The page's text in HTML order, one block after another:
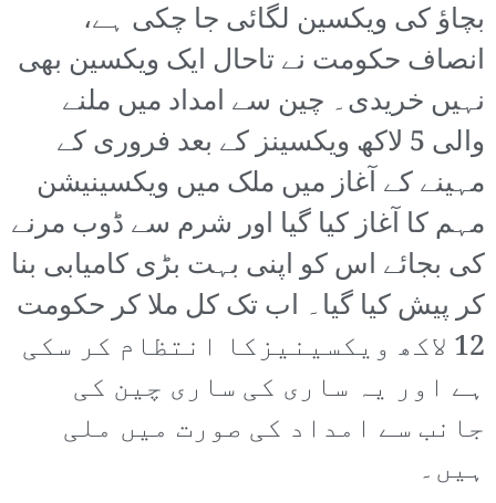
بچاؤ کی ویکسین لگائی جا چکی ہے،
انصاف حکومت نے تاحال ایک ویکسین بھی
نہیں خریدی۔ چین سے امداد میں ملنے
والی 5 لاکھ ویکسینز کے بعد فروری کے
مہینے کے آغاز میں ملک میں ویکسینیشن
مہم کا آغاز کیا گیا اور شرم سے ڈوب مرنے
کی بجائے اس کو اپنی بہت بڑی کامیابی بنا
کر پیش کیا گیا۔ اب تک کل ملا کر حکومت
12 لاکھ ویکسینیزکا انتظام کر سکی
ہے اور یہ ساری کی ساری چین کی
جانب سے امداد کی صورت میں ملی
ہیں۔